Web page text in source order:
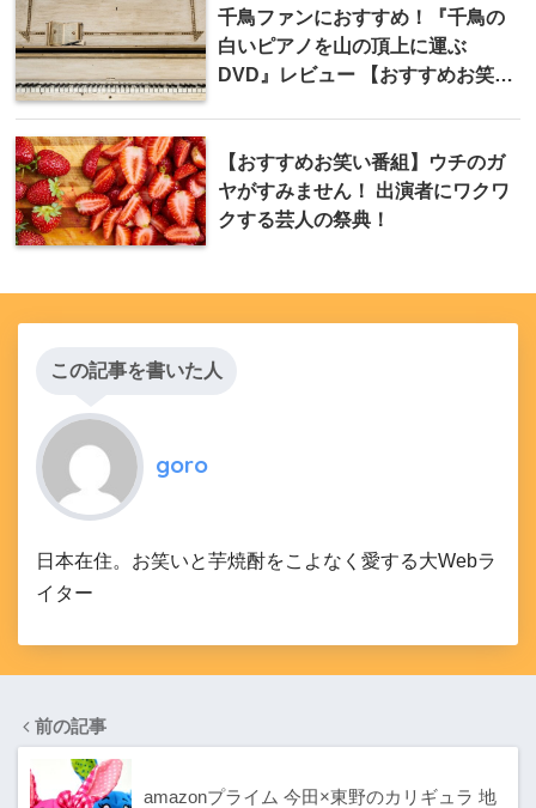
千鳥ファンにおすすめ！『千鳥の
白いピアノを山の頂上に運ぶ
DVD』レビュー 【おすすめお笑い
【おすすめお笑い番組】ウチのガ
ヤがすみません！ 出演者にワクワ
クする芸人の祭典！
この記事を書いた人
goro
日本在住。お笑いと芋焼酎をこよなく愛する大Webラ
イター
前の記事
amazonプライム 今田×東野のカリギュラ 地